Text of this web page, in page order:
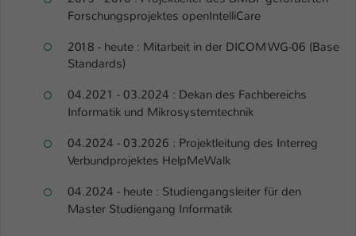
Forschungsprojektes openIntelliCare
2018 - heute : Mitarbeit in der DICOM WG-06 (Base
Standards)
04.2021 - 03.2024 : Dekan des Fachbereichs
Informatik und Mikrosystemtechnik
04.2024 - 03.2026 : Projektleitung des Interreg
Verbundprojektes HelpMeWalk
04.2024 - heute : Studiengangsleiter für den
Master Studiengang Informatik
Zweck
Dieser Cookie teilt der Webseite mit, ob
angemeldet ist und Rechte besitzt diese
zu verwalten.